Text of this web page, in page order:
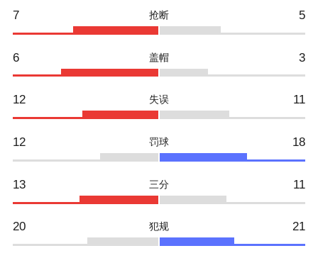
7 抢断 5
6 盖帽 3
12 失误 11
12 罚球 18
13 三分 11
20 犯规 21